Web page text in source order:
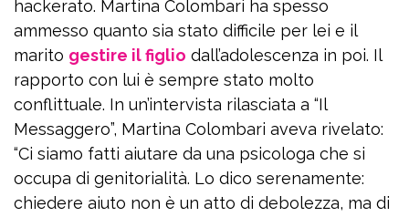
hackerato. Martina Colombari ha spesso
ammesso quanto sia stato difficile per lei e il
marito gestire il figlio dall’adolescenza in poi. Il
rapporto con lui è sempre stato molto
conflittuale. In un’intervista rilasciata a “Il
Messaggero”, Martina Colombari aveva rivelato:
“Ci siamo fatti aiutare da una psicologa che si
occupa di genitorialità. Lo dico serenamente:
chiedere aiuto non è un atto di debolezza, ma di